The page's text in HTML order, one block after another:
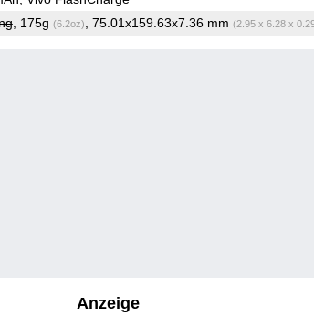
, 175g (6.2oz) , 75.01x159.63x7.36 mm (2.95 x 6.28 x
Anzeige